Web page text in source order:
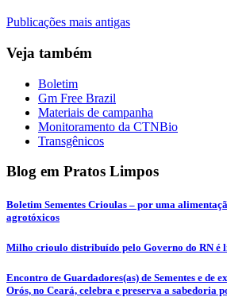
Publicações mais antigas
Veja também
Boletim
Gm Free Brazil
Materiais de campanha
Monitoramento da CTNBio
Transgênicos
Blog em Pratos Limpos
Boletim Sementes Crioulas – por uma
agrotóxicos
Milho crioulo distribuído pelo Governo do RN é
Encontro de Guardadores(as) de Sementes e de
Orós, no Ceará, celebra e preserva a sabedoria